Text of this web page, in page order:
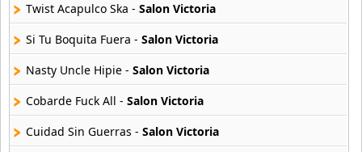
Danielito
5 músicas online
Dennis Fabricio
7 músicas online
Diosdado Gaitan
30 músicas online
Twist Acapulco Ska - Salon Victoria
Si Tu Boquita Fuera - Salon Victoria
Nasty Uncle Hipie - Salon Victoria
Cobarde Fuck All - Salon Victoria
Cuidad Sin Guerras - Salon Victoria